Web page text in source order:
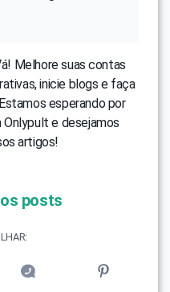
Melhore suas contas
inicie blogs e faça
esperando por
e desejamos
artigos!
posts